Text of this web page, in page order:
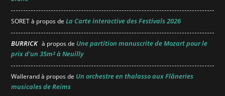
SORETà propos de La Carte interactive des Festivals 2026
BURRICK à propos de Une partition manuscrite de Mozart pour le
prix d’un 35m² à Neuilly
Wallerandà propos de Un orchestre en thalasso aux Flâneries
musicales de Reims